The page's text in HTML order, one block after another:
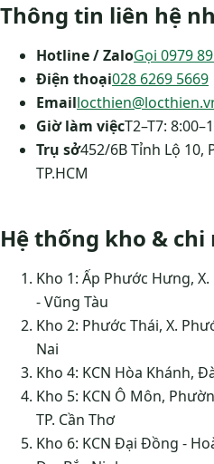
Thông tin liên hệ
Hotline / ZaloGọi 0979
Điện thoại028 6269 5669
Email
Giờ làm việcT2–T7:
Trụ sở452/6B Tỉnh Lộ 10,
TP.HCM
Hệ thống kho & chi
Kho 1: Ấp Phước Hưng,
- Vũng Tàu
Kho 2: Phước Thái, X.
Nai
Kho 4: KCN Hòa Khánh,
Kho 5: KCN Ô Môn,
TP. Cần Thơ
Kho 6: KCN Đại Đồng -